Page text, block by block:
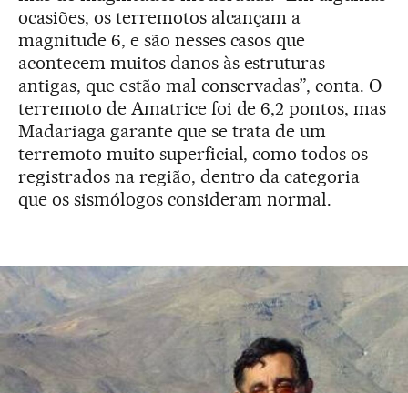
ocasiões, os terremotos alcançam a
magnitude 6, e são nesses casos que
acontecem muitos danos às estruturas
antigas, que estão mal conservadas”, conta. O
terremoto de Amatrice foi de 6,2 pontos, mas
Madariaga garante que se trata de um
terremoto muito superficial, como todos os
registrados na região, dentro da categoria
que os sismólogos consideram normal.